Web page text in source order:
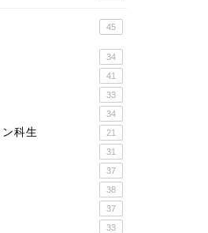
45
34
41
33
34
科生 21
31
37
38
37
33